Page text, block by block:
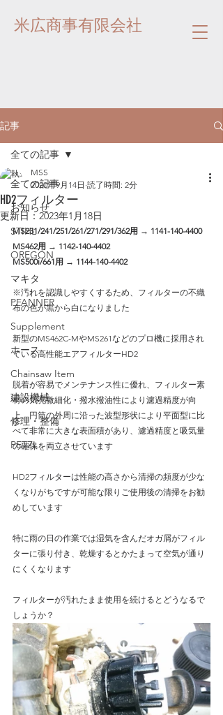
米広商事有限会社
記事
全ての記事
お知らせ
STIHL
OREGON
マキタ
PFANNER
Supplement
ホース
Chainsaw Item
建設機械
修理・整備
PETZL
全ての記事
HD2フィルター
MSS
2020年9月14日 読了時間: 2分
更新日：2023年1月18日
MS231/241/251/261/271/291/362用 → 1141-140-4400
MS462用 → 1142-140-4402
MS500i/661用 → 1144-140-4402
※汚れを認識しやすくするため、フィルターの不織
布の色が黒から白になりました
新型のMS462C-MやMS261などのプロ機に採用され
ている高性能エアフィルターHD2
脱着が容易でメンテナンス性に優れ、フィルター素
材の気孔微細化・撥水撥油性により濾過精度が向
上、円筒の外周に沿った波型形状により平面型に比
べて非常に大きな表面積があり、濾過精度と吸気量
の確保を両立させています
HD2フィルターは性能の高さから清掃の頻度が少な
くなりがちですが可能な限りご使用後の清掃をお勧
めしています
特に雨の日の作業では湿気を含んだオガ屑がフィル
ターに張り付き、乾燥するとかたまって空気が通り
にくくなります
フィルターが汚れたまま使用を続けるとどうなるで
しょうか？